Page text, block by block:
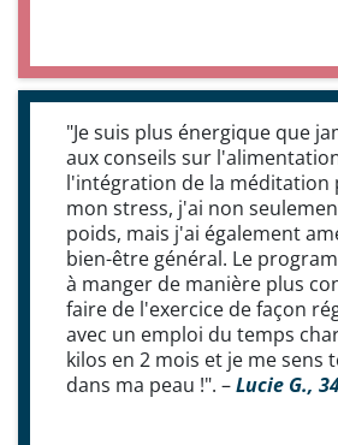
"Je suis plus énergique que
aux conseils sur
l'intégration de la méditation
mon stress, j'ai non
poids, mais j'ai également
bien-être général. Le
à manger de manière plus
faire de l'exercice de façon
avec un emploi du temps
kilos en 2 mois et je me sens
dans ma peau !". –Lucie G.,